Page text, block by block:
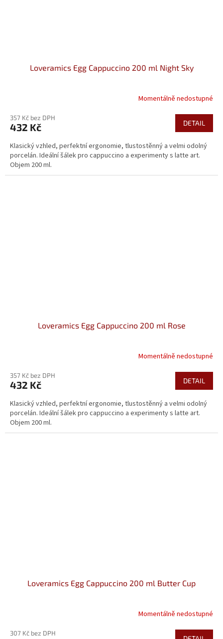
Loveramics Egg Cappuccino 200 ml Night Sky
Momentálně nedostupné
357 Kč bez DPH
432 Kč DETAIL
Klasický vzhled, perfektní ergonomie, tlustostěnný a velmi odolný
porcelán. Ideální šálek pro cappuccino a experimenty s latte art.
Objem 200 ml.
Loveramics Egg Cappuccino 200 ml Rose
Momentálně nedostupné
357 Kč bez DPH
432 Kč DETAIL
Klasický vzhled, perfektní ergonomie, tlustostěnný a velmi odolný
porcelán. Ideální šálek pro cappuccino a experimenty s latte art.
Objem 200 ml.
Loveramics Egg Cappuccino 200 ml Butter Cup
Momentálně nedostupné
307 Kč bez DPH